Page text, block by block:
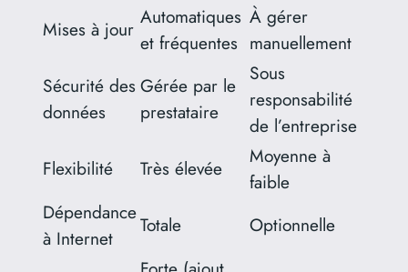
Mises à jour Automatiques
et fréquentes
À gérer
manuellement
Sécurité des
données
Gérée par le
prestataire
Sous
responsabilité
de l’entreprise
Flexibilité
Très élevée
Moyenne à
faible
Dépendance
à Internet
Totale Optionnelle